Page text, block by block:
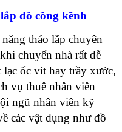
đồ cồng kềnh
tháo lắp chuyên
chuyển nhà rất dễ
ốc vít hay trầy xước,
vụ thuê nhân viên
ngũ nhân viên kỹ
các vật dụng như đồ